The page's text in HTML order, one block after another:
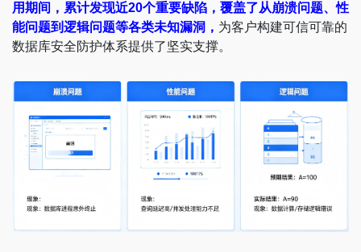
用期间，累计发现近20个重要缺陷，覆盖了从崩溃问题、性
能问题到逻辑问题等各类未知漏洞， 为客户构建可信可靠的
数据库安全防护体系提供了坚实支撑。